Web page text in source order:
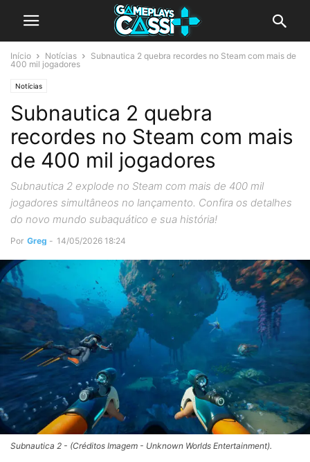
Início Notícias
Subnautica 2 quebra recordes no Steam com mais de
400 mil jogadores
Notícias
Subnautica 2 quebra
recordes no Steam com mais
de 400 mil jogadores
Subnautica 2 explode no Steam com mais de 400 mil
jogadores simultâneos no lançamento. Confira os detalhes
do novo mundo subaquático e sua história!
Por Greg - 14/05/2026 18:24
Subnautica 2 - (Créditos Imagem - Unknown Worlds Entertainment).